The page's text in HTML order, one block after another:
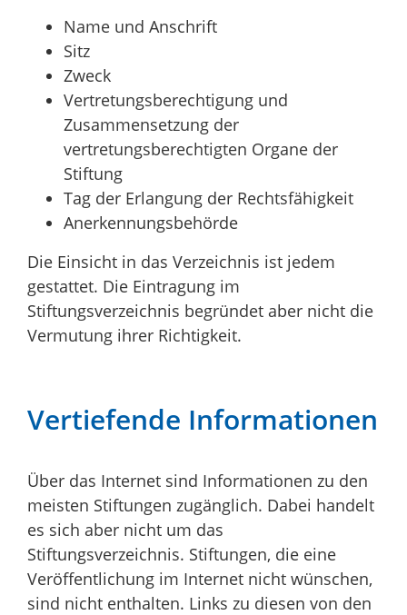
Name und Anschrift
Sitz
Zweck
Vertretungsberechtigung und
Zusammensetzung der
vertretungsberechtigten Organe der
Stiftung
Tag der Erlangung der Rechtsfähigkeit
Anerkennungsbehörde
Die Einsicht in das Verzeichnis ist jedem
gestattet. Die Eintragung im
Stiftungsverzeichnis begründet aber nicht die
Vermutung ihrer Richtigkeit.
Vertiefende Informationen
Über das Internet sind Informationen zu den
meisten Stiftungen zugänglich. Dabei handelt
es sich aber nicht um das
Stiftungsverzeichnis. Stiftungen, die eine
Veröffentlichung im Internet nicht wünschen,
sind nicht enthalten. Links zu diesen von den